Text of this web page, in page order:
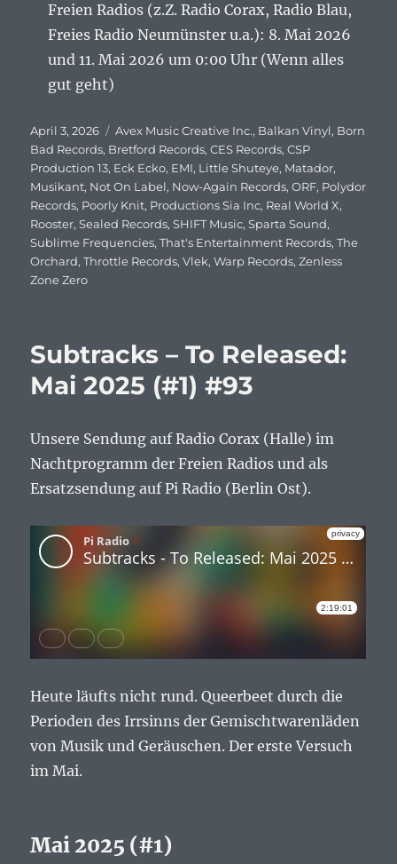
Freien Radios (z.Z. Radio Corax, Radio Blau,
Freies Radio Neumünster u.a.): 8. Mai 2026
und 11. Mai 2026 um 0:00 Uhr (Wenn alles
gut geht)
Veröffentlicht
am
April 3, 2026 Schlagwörter
Avex Music Creative Inc., Balkan Vinyl, Born
Bad Records, Bretford Records,CES Records,CSP
Production 13, Eck Ecko, EMI, Little Shuteye, Matador,
Musikant, Not On Label, Now-Again Records,ORF, Polydor
Records, Poorly Knit, Productions Sia Inc, Real World X,
Rooster,Sealed Records,SHIFT Music,Sparta Sound,
Sublime Frequencies,That's Entertainment Records,The
Orchard,Throttle Records,Vlek,Warp Records,Zenless
Zone Zero
Subtracks – To Released:
Mai 2025 (#1) #93
Unsere Sendung auf Radio Corax (Halle) im
Nachtprogramm der Freien Radios und als
Ersatzsendung auf Pi Radio (Berlin Ost).
Heute läufts nicht rund. Queerbeet durch die
Perioden des Irrsinns der Gemischtwarenläden
von Musik und Geräuschen. Der erste Versuch
im Mai.
Mai 2025 (#1)